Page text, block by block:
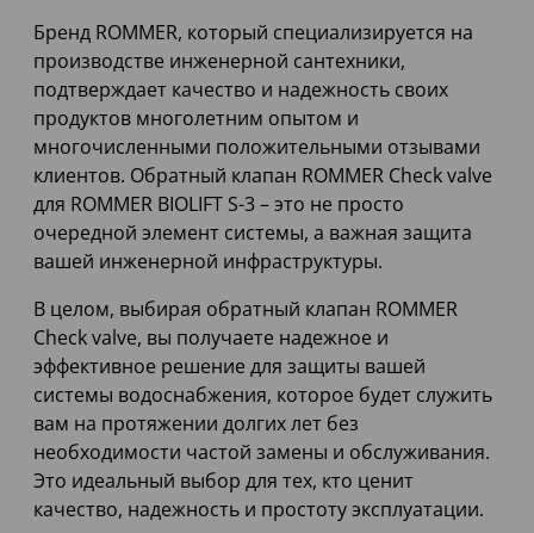
Бренд ROMMER, который специализируется на
производстве инженерной сантехники,
подтверждает качество и надежность своих
продуктов многолетним опытом и
многочисленными положительными отзывами
клиентов. Обратный клапан ROMMER Check valve
для ROMMER BIOLIFT S-3 – это не просто
очередной элемент системы, а важная защита
вашей инженерной инфраструктуры.
В целом, выбирая обратный клапан ROMMER
Check valve, вы получаете надежное и
эффективное решение для защиты вашей
системы водоснабжения, которое будет служить
вам на протяжении долгих лет без
необходимости частой замены и обслуживания.
Это идеальный выбор для тех, кто ценит
качество, надежность и простоту эксплуатации.